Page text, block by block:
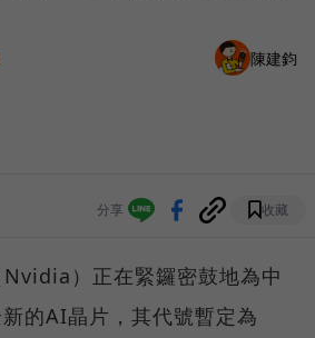
陳建鈞
分享 收藏
）正在緊鑼密鼓地為中
的AI晶片，其代號暫定為